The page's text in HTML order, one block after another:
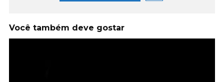
Você também deve gostar